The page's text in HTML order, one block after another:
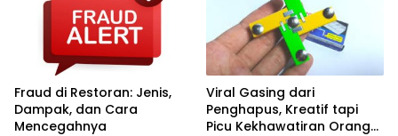
Fraud di Restoran: Jenis,
Dampak, dan Cara
Mencegahnya
Viral Gasing dari
Penghapus, Kreatif tapi
Picu Kekhawatiran Orang